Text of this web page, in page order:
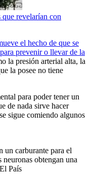
que revelarían con
el hecho de que se
prevenir o llevar de la
la presión arterial alta, la
la posee no tiene
para poder tener un
de nada sirve hacer
sigue comiendo algunos
un carburante para el
neuronas obtengan una
País